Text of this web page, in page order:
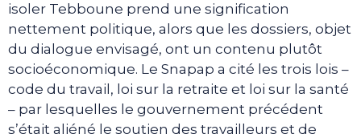
isoler Tebboune prend une signification
nettement politique, alors que les dossiers, objet
du dialogue envisagé, ont un contenu plutôt
socioéconomique. Le Snapap a cité les trois lois –
code du travail, loi sur la retraite et loi sur la santé
– par lesquelles le gouvernement précédent
s’était aliéné le soutien des travailleurs et de